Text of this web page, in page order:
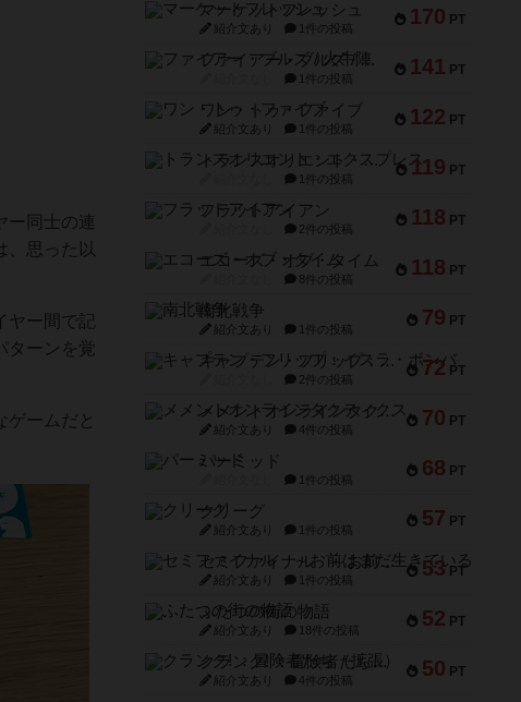
ー同士の連
思った以
ヤー間で記
ターンを覚
ームだと
170 PT
マーケットフレッシュ
紹介文あり 1件の投稿
141 PT
ファイアー・ブルズ / 火牛陣
1件の投稿
122 PT
ワン・トゥ・ファイブ
紹介文あり 1件の投稿
119 PT
トランスオリエント・エクスプレス
1件の投稿
118 PT
フラットアイアン
2件の投稿
118 PT
エコーズ・オブ・タイム
8件の投稿
79 PT
南北戦争
紹介文あり 1件の投稿
72 PT
キャプテン・フリップ：イスラ・ボンバ
2件の投稿
70 PT
メメントオンラインタクティクス
紹介文あり 4件の投稿
68 PT
パーミッド
1件の投稿
57 PT
クリーグ
紹介文あり 1件の投稿
53 PT
セミファイナル ～お前はまだ生きている～
紹介文あり 1件の投稿
52 PT
ふたつの街の物語
紹介文あり 18件の投稿
50 PT
クランク! ：冒険者たち（拡張）
紹介文あり 4件の投稿